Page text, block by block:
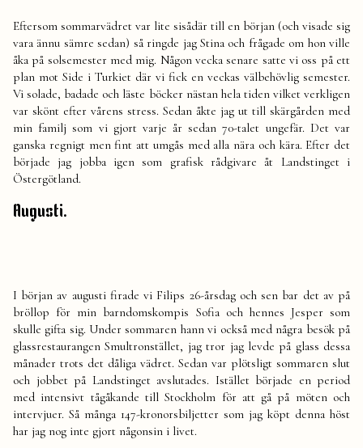
Eftersom sommarvädret var lite sisådär till en början (och visade sig
vara ännu sämre sedan) så ringde jag Stina och frågade om hon ville
åka på solsemester med mig. Någon vecka senare satte vi oss på ett
plan mot Side i Turkiet där vi fick en veckas välbehövlig semester.
Vi solade, badade och läste böcker nästan hela tiden vilket verkligen
var skönt efter vårens stress. Sedan åkte jag ut till skärgården med
min familj som vi gjort varje år sedan 70-talet ungefär. Det var
ganska regnigt men fint att umgås med alla nära och kära. Efter det
började jag jobba igen som grafisk rådgivare åt Landstinget i
Östergötland.
Augusti.
I början av augusti firade vi Filips 26-årsdag och sen bar det av på
bröllop för min barndomskompis Sofia och hennes Jesper som
skulle gifta sig. Under sommaren hann vi också med några besök på
glassrestaurangen Smultronstället, jag tror jag levde på glass dessa
månader trots det dåliga vädret. Sedan var plötsligt sommaren slut
och jobbet på Landstinget avslutades. Istället började en period
med intensivt tågåkande till Stockholm för att gå på möten och
intervjuer. Så många 147-kronorsbiljetter som jag köpt denna höst
har jag nog inte gjort någonsin i livet.